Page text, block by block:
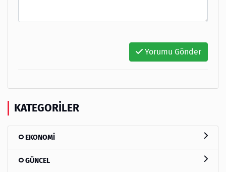
Yorumu Gönder
KATEGORILER
EKONOMİ
GÜNCEL